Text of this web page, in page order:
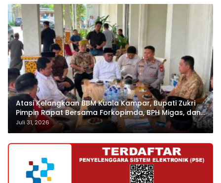
Atasi Kelangkaan BBM Kuala Kampar, Bupati Zukri
Pimpin Rapat Bersama Forkopimda, BPH Migas, dan
Pertamina
Juli 31, 2026